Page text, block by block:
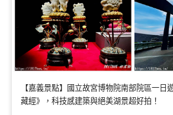
【嘉義景點】國立故宮博物院南部院區一日
藏經》，科技感建築與絕美湖景超好拍！